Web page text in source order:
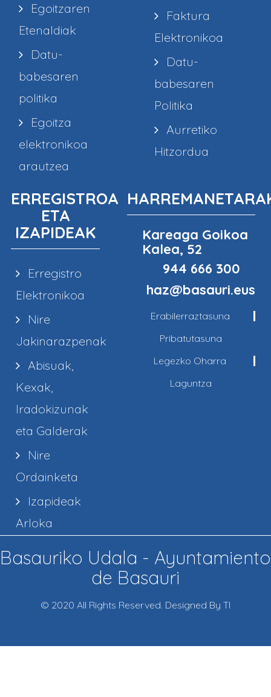
Egoitzaren
Etenaldiak
Datu-
babesaren
politika
Egoitza
elektronikoa
arautzea
Faktura
Elektronikoa
Datu-
babesaren
Politika
Aurretiko
Hitzordua
ERREGISTROA
ETA
IZAPIDEAK
Erregistro
Elektronikoa
Nire
Jakinarazpenak
Abisuak,
Kexak,
Iradokizunak
eta Galderak
Nire
Ordainketa
Izapideak
Arloka
Kareaga Goikoa
Kalea, 52
944 666 300
haz@basauri.eus
Erabilerraztasuna
Pribatutasuna
Legezko Oharra
Laguntza
Basauriko Udala - Ayuntamiento
de Basauri
© 2020 All Rights Reserved. Designed By TI